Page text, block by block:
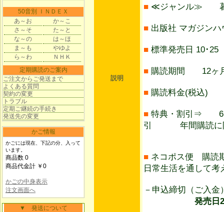
50音別 ＩＮＤＥＸ
あ～お
か～こ
さ～そ
た～と
な～の
は～ほ
ま～も
やゆよ
ら～わ
ＮＨＫ
定期購読のご案内
ご注文からご発送まで
よくある質問
契約の変更
トラブル
定期ご継続の手続き
発送先の変更
かご情報
かごには現在、下記の分、入って
います。
商品数 0
商品代金計 ￥0
かごの中身表示
注文画面へ
▼ 発送について
説明
■ ≪ジャンル≫ 暮
■ 出版社 マガジンハ
■ 標準発売日 10･25
■ 購読期間 12ヶ
■ 購読料金(税込)
■ 特典・割引⇒ 6
引 年間購読に限
■ ネコポス便 購読
日常生活を通して
－申込締切（ご入
発売日21日前